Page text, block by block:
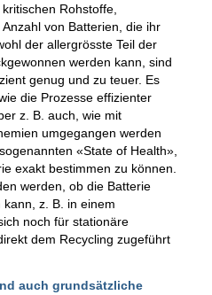
Rohstoffe,
von Batterien, die ihr
der allergrösste Teil der
werden kann, sind
genug und zu teuer. Es
die Prozesse effizienter
z. B. auch, wie mit
umgegangen werden
«State of Health»,
exakt bestimmen zu können.
werden, ob die Batterie
z. B. in einem
noch für stationäre
dem Recycling zugeführt
auch grundsätzliche